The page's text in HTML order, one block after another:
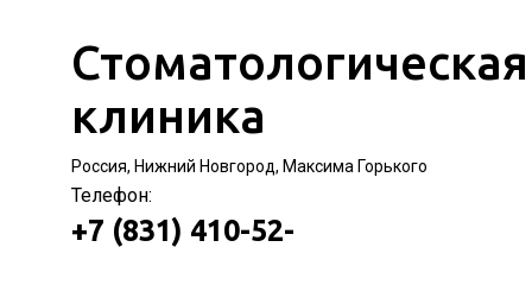
Стоматологическая
клиника
Россия, Нижний Новгород, Максима Горького
Телефон:
+7 (831) 410-52-